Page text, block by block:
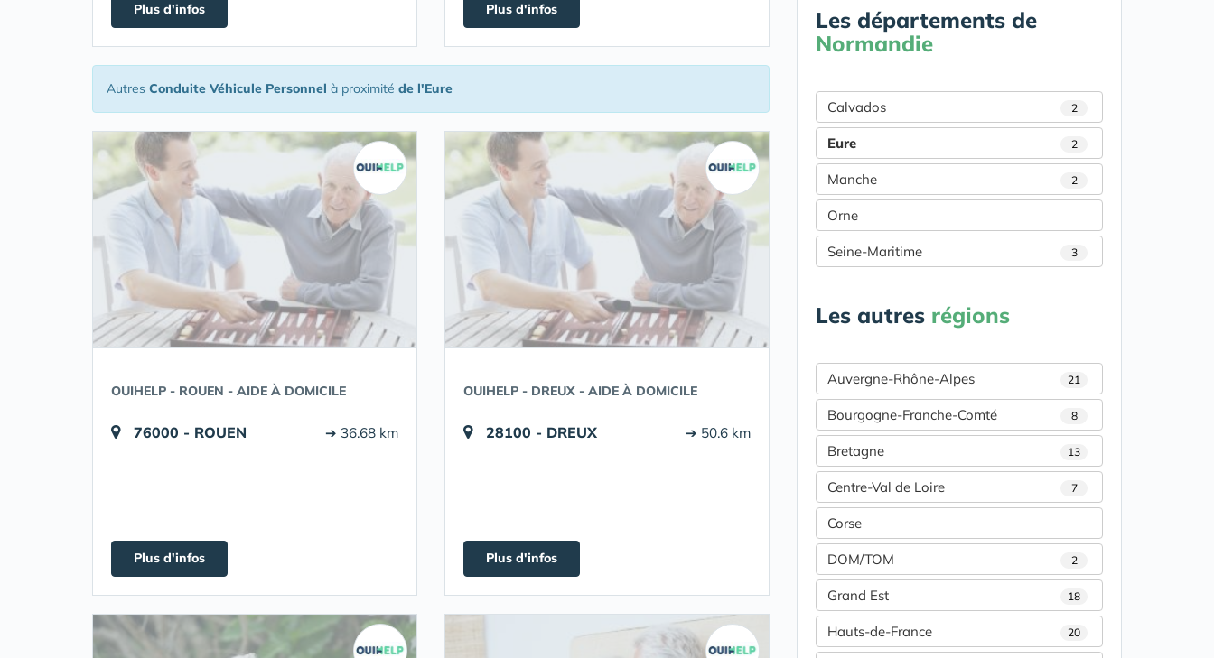
Plus d'infos Plus d'infos
Autres Conduite Véhicule Personnel à proximité de l'Eure
OUIHELP - ROUEN - AIDE À DOMICILE
76000 - ROUEN ➔ 36.68 km
Plus d'infos
OUIHELP - DREUX - AIDE À DOMICILE
28100 - DREUX ➔ 50.6 km
Plus d'infos
Les départements de
Normandie
Calvados 2
Eure 2
Manche 2
Orne
Seine-Maritime 3
Les autres régions
Auvergne-Rhône-Alpes 21
Bourgogne-Franche-Comté 8
Bretagne 13
Centre-Val de Loire 7
Corse
DOM/TOM 2
Grand Est 18
Hauts-de-France 20